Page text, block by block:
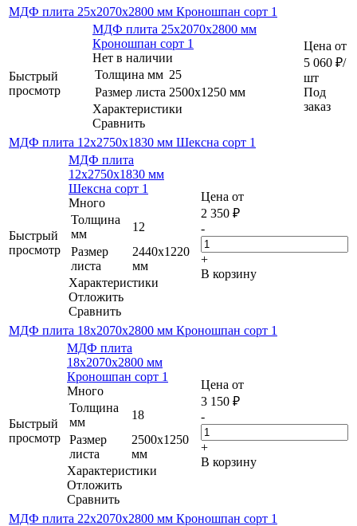
МДФ плита 25х2070х2800 мм Кроношпан сорт 1
Быстрый
просмотр
МДФ плита 25х2070х2800 мм
Кроношпан сорт 1
Нет в наличии
Толщина мм 25
Размер листа 2500х1250 мм
Характеристики
Сравнить
Цена от
5 060 ₽/
шт
Под
заказ
МДФ плита 12х2750х1830 мм Шексна сорт 1
Быстрый
просмотр
МДФ плита
12х2750х1830 мм
Шексна сорт 1
Много
Толщина
мм
12
Размер
листа
2440х1220
мм
Характеристики
Отложить
Сравнить
Цена от
2 350 ₽
-
+
В корзину
МДФ плита 18х2070х2800 мм Кроношпан сорт 1
Быстрый
просмотр
МДФ плита
18х2070х2800 мм
Кроношпан сорт 1
Много
Толщина
мм
18
Размер
листа
2500х1250
мм
Характеристики
Отложить
Сравнить
Цена от
3 150 ₽
-
+
В корзину
МДФ плита 22х2070х2800 мм Кроношпан сорт 1